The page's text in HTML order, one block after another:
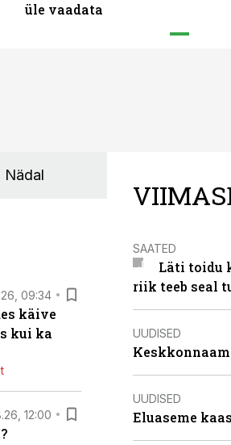
üle vaadata
Nädal
09:34
käive
kui ka
12:00
SAATED
Läti toidu
riik teeb seal
UUDISED
UUDISED
Eluaseme